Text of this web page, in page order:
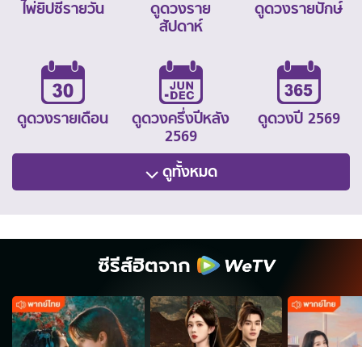
ไพ่ยิปซีรายวัน
ดูดวงราย
สัปดาห์
ดูดวงรายปักษ์
ดูดวงรายเดือน
ดูดวงครึ่งปีหลัง
2569
ดูดวงปี 2569
ดูทั้งหมด
ซีรีส์ฮิตจาก